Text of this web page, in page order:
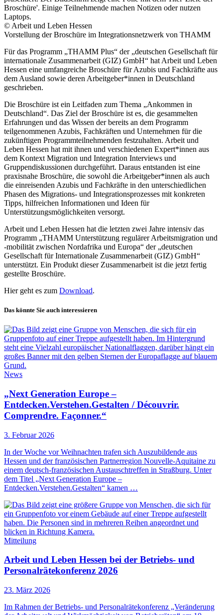
© Arbeit und Leben Hessen
Vorstellung der Broschüre im Integrationsnetzwerk von THAMM
Für das Programm „THAMM Plus“ der „deutschen Gesellschaft für
internationale Zusammenarbeit (GIZ) GmbH“ hat Arbeit und Leben
Hessen eine umfangreiche Broschüre für Azubis und Fachkräfte aus
dem Ausland sowie deren Arbeitgeber*innen in Deutschland
geschrieben.
Die Broschüre ist ein Leitfaden zum Thema „Ankommen in
Deutschland“. Das Ziel der Broschüre ist es, die gesammelten
Erfahrungen und das Wissen der bereits an dem Programm
teilgenommenen Azubis, Fachkräften und Unternehmen für die
zukünftigen Programmteilnehmenden festzuhalten. Arbeit und
Leben Hessen hat mit ihnen und verschiedenen Expert*innen aus
dem Kontext Migration und Integration Interviews und
Gruppendiskussionen durchgeführt. Daraus entstanden ist eine
praxisnahe Broschüre, die sowohl die Arbeitgeber*innen als auch
die einreisenden Azubis und Fachkräfte in den unterschiedlichen
Phasen des Migrations- und Integrationsprozesses mit konkreten
Tipps, hilfreichen Informationen und Ideen für
Unterstützungsmöglichkeiten versorgt.
Arbeit und Leben Hessen hat die letzten zwei Jahre intensiv das
Programm „THAMM Unterstützung regulärer Arbeitsmigration und
-mobilität zwischen Nordafrika und Europa“ der „deutschen
Gesellschaft für Internationale Zusammenarbeit (GIZ) GmbH“
unterstützt. Ein Produkt dieser Zusammenarbeit ist die jetzt fertig
gestellte Broschüre.
Hier geht es zum Download.
Das könnte Sie auch interessieren
News
„Next Generation Europe –
Entdecken.Verstehen.Gestalten / Découvrir.
Comprendre. Façonner.“
3. Februar 2026
In der Woche vor Weihnachten trafen sich Auszubildende aus
Hessen und der französischen Partnerregion Nouvelle-Aquitaine zu
einem deutsch-französischen Austauschtreffen in Straßburg. Unter
dem Titel „Next Generation Europe –
Entdecken.Verstehen.Gestalten“ kamen …
Mitteilung
Arbeit und Leben Hessen bei der Betriebs- und
Personalrätekonferenz 2026
23. März 2026
Im Rahmen der Betriebs- und Personalrätekonferenz „Veränderung